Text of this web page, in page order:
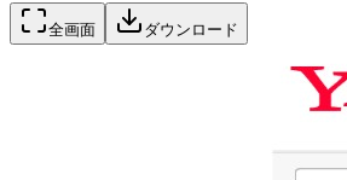
全画面 ダウンロード